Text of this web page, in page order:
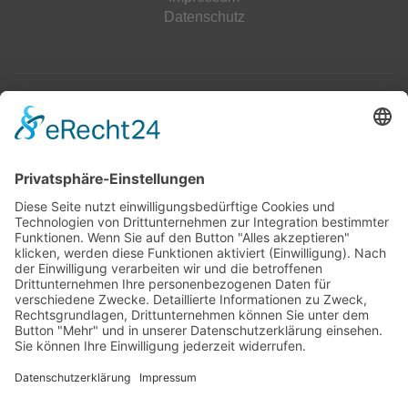
Datenschutz
Jahrescharts
Top 100
Hot 50
Top Neueinsteiger
Highscores